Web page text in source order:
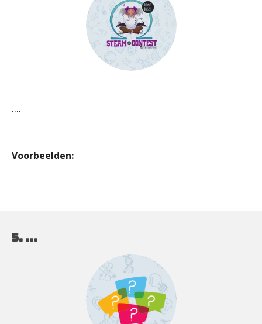
....
Voorbeelden:
5. ...